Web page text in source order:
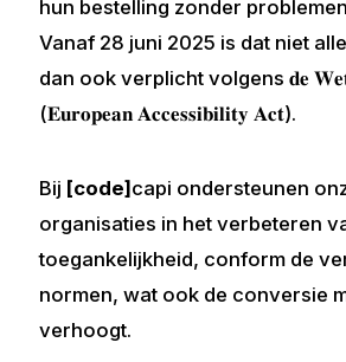
hun bestelling zonder
Vanaf 28 juni 2025 is dat niet
dan ook verplicht volgens 𝐝𝐞
(𝐄𝐮𝐫𝐨𝐩𝐞𝐚𝐧 𝐀𝐜𝐜𝐞𝐬𝐬𝐢𝐛𝐢𝐥𝐢𝐭𝐲 𝐀𝐜𝐭).
Bij code capi ondersteunen
organisaties in het verbeteren
toegankelijkheid, conform de
normen, wat ook de conversie
verhoogt.